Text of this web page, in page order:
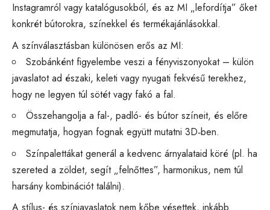
Instagramról vagy katalógusokból, és az MI „lefordítja” őket
konkrét bútorokra, színekkel és termékajánlásokkal.
A színválasztásban különösen erős az MI:
Szobánként figyelembe veszi a fényviszonyokat – külön
javaslatot ad északi, keleti vagy nyugati fekvésű terekhez,
hogy ne legyen túl sötét vagy fakó a fal.
Összehangolja a fal-, padló- és bútor színeit, és előre
megmutatja, hogyan fognak együtt mutatni 3D‑ben.
Színpalettákat generál a kedvenc árnyalataid köré (pl. ha
szereted a zöldet, segít „felnőttes”, harmonikus, nem túl
harsány kombinációt találni).